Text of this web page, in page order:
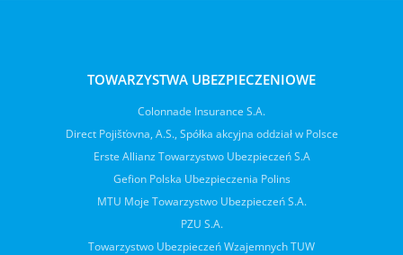
TOWARZYSTWA UBEZPIECZENIOWE
Colonnade Insurance S.A.
Direct Pojišťovna, A.S., Spółka akcyjna oddział w Polsce
Erste Allianz Towarzystwo Ubezpieczeń S.A
Gefion Polska Ubezpieczenia Polins
MTU Moje Towarzystwo Ubezpieczeń S.A.
PZU S.A.
Towarzystwo Ubezpieczeń Wzajemnych TUW